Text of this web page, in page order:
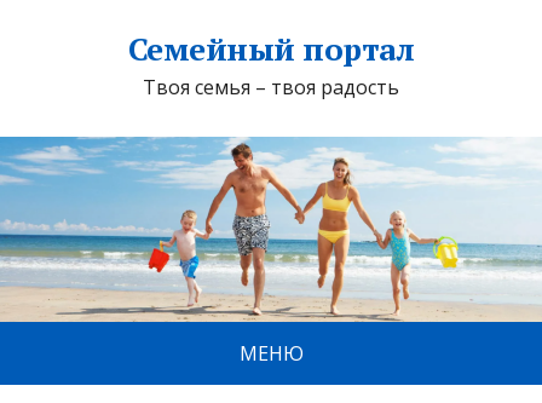
Семейный портал
Твоя семья – твоя радость
МЕНЮ